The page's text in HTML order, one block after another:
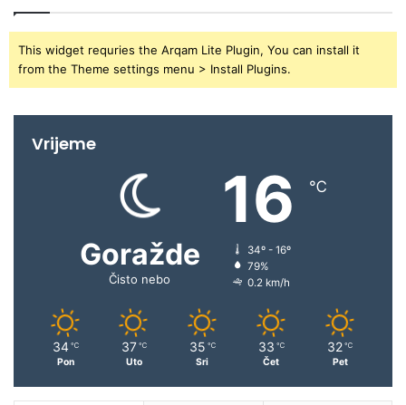
This widget requries the Arqam Lite Plugin, You can install it
from the Theme settings menu > Install Plugins.
Vrijeme
Goražde
Čisto nebo
16 ℃
34º - 16º
79%
0.2 km/h
34 ℃
Pon
37 ℃
Uto
35 ℃
Sri
33 ℃
Čet
32 ℃
Pet